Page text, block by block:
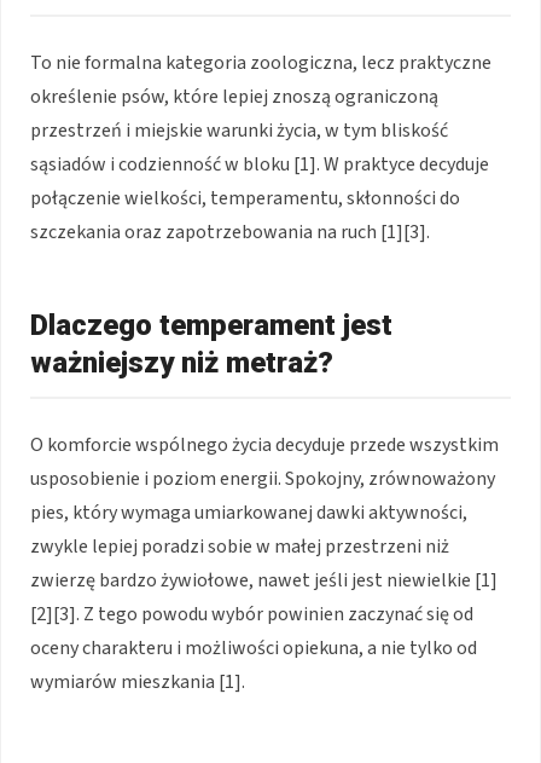
To nie formalna kategoria zoologiczna, lecz praktyczne
określenie psów, które lepiej znoszą ograniczoną
przestrzeń i miejskie warunki życia, w tym bliskość
sąsiadów i codzienność w bloku [1]. W praktyce decyduje
połączenie wielkości, temperamentu, skłonności do
szczekania oraz zapotrzebowania na ruch [1][3].
Dlaczego temperament jest
ważniejszy niż metraż?
O komforcie wspólnego życia decyduje przede wszystkim
usposobienie i poziom energii. Spokojny, zrównoważony
pies, który wymaga umiarkowanej dawki aktywności,
zwykle lepiej poradzi sobie w małej przestrzeni niż
zwierzę bardzo żywiołowe, nawet jeśli jest niewielkie [1]
[2][3]. Z tego powodu wybór powinien zaczynać się od
oceny charakteru i możliwości opiekuna, a nie tylko od
wymiarów mieszkania [1].